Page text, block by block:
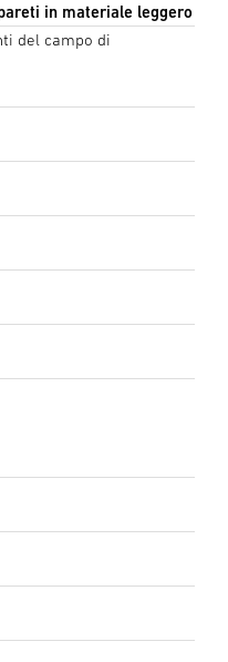
in materiale leggero
del campo di